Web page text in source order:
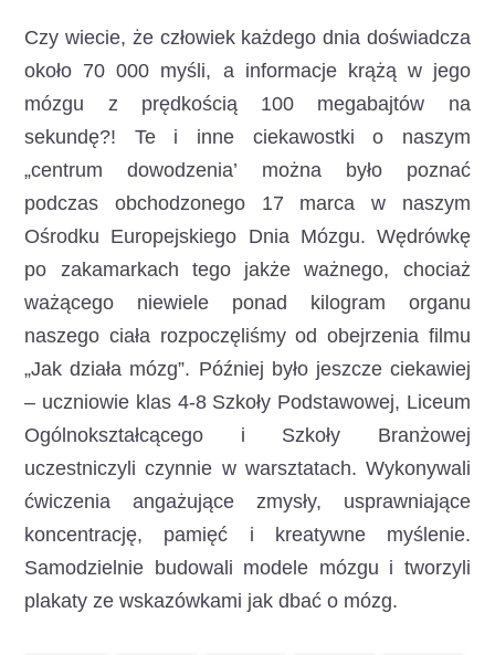
Czy wiecie, że człowiek każdego dnia doświadcza
około 70 000 myśli, a informacje krążą w jego
mózgu z prędkością 100 megabajtów na
sekundę?! Te i inne ciekawostki o naszym
„centrum dowodzenia’ można było poznać
podczas obchodzonego 17 marca w naszym
Ośrodku Europejskiego Dnia Mózgu. Wędrówkę
po zakamarkach tego jakże ważnego, chociaż
ważącego niewiele ponad kilogram organu
naszego ciała rozpoczęliśmy od obejrzenia filmu
„Jak działa mózg”. Później było jeszcze ciekawiej
– uczniowie klas 4-8 Szkoły Podstawowej, Liceum
Ogólnokształcącego i Szkoły Branżowej
uczestniczyli czynnie w warsztatach. Wykonywali
ćwiczenia angażujące zmysły, usprawniające
koncentrację, pamięć i kreatywne myślenie.
Samodzielnie budowali modele mózgu i tworzyli
plakaty ze wskazówkami jak dbać o mózg.